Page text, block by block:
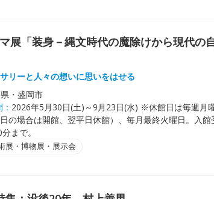
「装身－縄文時代の魔除けから現代の
リーと人々の想いに思いをはせる
・盛岡市
2026年5月30日(土)～9月23日(水) ※休館日は毎週月
の場合は開館、翌平日休館）、毎月最終火曜日。入館
まで。
展・博物展・展示会